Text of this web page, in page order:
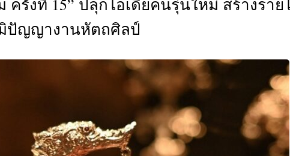
ACTIVITIES
&
รั้งที่ 15” ปลุกไอเดียคนรุ่นใหม่ สร้างราย
ปัญญางานหัตถศิลป์